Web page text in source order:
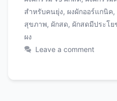
นั้นนำมาบดเป็นผงละเอียด
ได้มากที่สุด ผงผักรวมที่
ด้วย: หากคุณกำลังมองหา
ผลิตภัณฑ์จาก Llamito เป็
ผักสดเป็นแหล่งสารอาหา
สำหรับคนยุ่ง, ผงผักออร์แกนิค,
สุขภาพ, ผักสด, ผักสดมีประโย
ผง
Leave a comment